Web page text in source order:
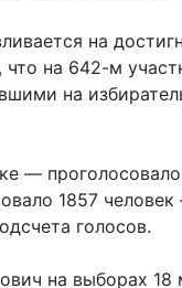
на
на 642-м
на
—
1857
голосов.
на выборах 18